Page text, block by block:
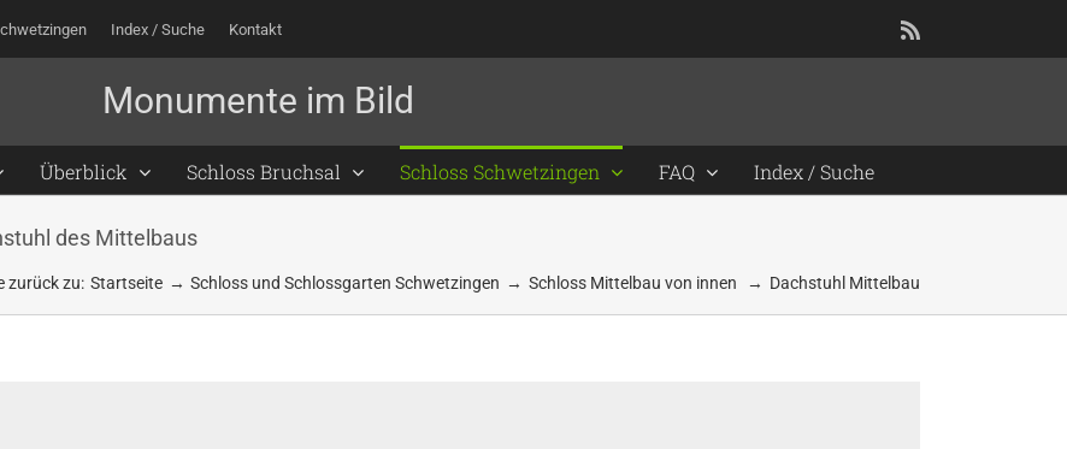
Index / Suche Kontakt
Überblick Schloss Bruchsal Schloss Schwetzingen FAQ Index / Suche
des Mittelbaus
zurück zu: Startseite Schloss und Schlossgarten Schwetzingen Schloss Mittelbau von innen Dachstuhl Mittelbau